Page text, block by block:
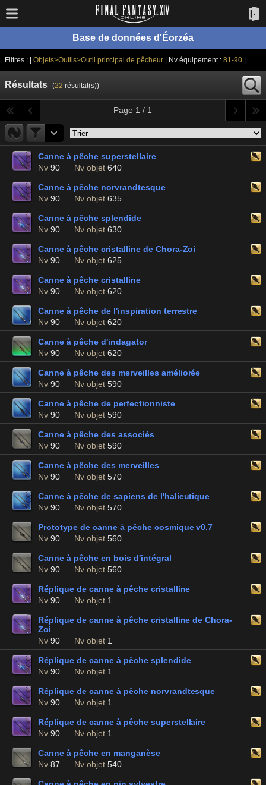
Base de données d'Éorzéa
Filtres : | Objets>Outils>Outil principal de pêcheur | Nv équipement : 81-90|
Résultats (22 résultat(s))
Page 1 / 1
Canne à pêche superstellaire
Nv 90 Nv objet 640
Canne à pêche norvrandtesque
Nv 90 Nv objet 635
Canne à pêche splendide
Nv 90 Nv objet 630
Canne à pêche cristalline de Chora-Zoi
Nv 90 Nv objet 625
Canne à pêche cristalline
Nv 90 Nv objet 620
Canne à pêche de l'inspiration terrestre
Nv 90 Nv objet 620
Canne à pêche d'indagator
Nv 90 Nv objet 620
Canne à pêche des merveilles améliorée
Nv 90 Nv objet 590
Canne à pêche de perfectionniste
Nv 90 Nv objet 590
Canne à pêche des associés
Nv 90 Nv objet 590
Canne à pêche des merveilles
Nv 90 Nv objet 570
Canne à pêche de sapiens de l'halieutique
Nv 90 Nv objet 570
Prototype de canne à pêche cosmique v0.7
Nv 90 Nv objet 560
Canne à pêche en bois d'intégral
Nv 90 Nv objet 560
Réplique de canne à pêche cristalline
Nv 90 Nv objet 1
Réplique de canne à pêche cristalline de Chora-
Zoi
Nv 90 Nv objet 1
Réplique de canne à pêche splendide
Nv 90 Nv objet 1
Réplique de canne à pêche norvrandtesque
Nv 90 Nv objet 1
Réplique de canne à pêche superstellaire
Nv 90 Nv objet 1
Canne à pêche en manganèse
Nv 87 Nv objet 540